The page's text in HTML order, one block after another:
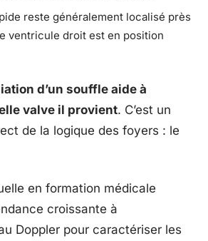
reste généralement localisé près
ventricule droit est en position
d’un souffle aide à
valve il provient. C’est un
de la logique des foyers : le
en formation médicale
croissante à
Doppler pour caractériser les